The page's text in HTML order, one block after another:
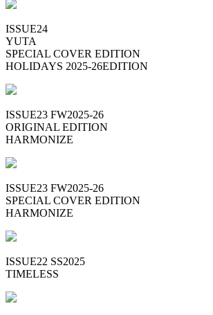
ISSUE24
YUTA
SPECIAL COVER EDITION
HOLIDAYS 2025-26EDITION
ISSUE23 FW2025-26
ORIGINAL EDITION
HARMONIZE
ISSUE23 FW2025-26
SPECIAL COVER EDITION
HARMONIZE
ISSUE22 SS2025
TIMELESS